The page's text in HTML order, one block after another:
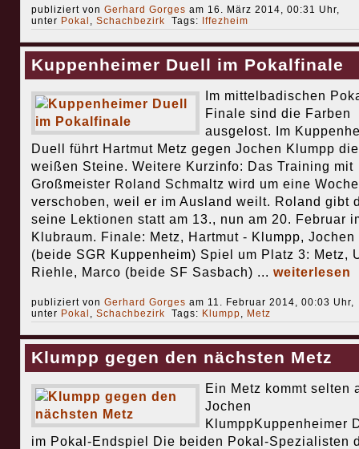
publiziert von Gerhard Gorges am 16. März 2014, 00:31 Uhr,
unter Pokal , Schachbezirk Tags: Iffezheim
Kuppenheimer Duell im Pokalfinale
Im mittelbadischen
Finale sind die Farben
ausgelost. Im
Duell führt Hartmut Metz gegen Jochen Klumpp die
weißen Steine. Weitere Kurzinfo: Das Training mit
Großmeister Roland Schmaltz wird um eine Woche
verschoben, weil er im Ausland weilt. Roland gibt
seine Lektionen statt am 13., nun am 20. Februar
Klubraum. Finale: Metz, Hartmut - Klumpp, Jochen
(beide SGR Kuppenheim) Spiel um Platz 3: Metz,
Riehle, Marco (beide SF Sasbach) ... weiterlesen
publiziert von Gerhard Gorges am 11. Februar 2014, 00:03 Uhr,
unter Pokal , Schachbezirk Tags: Klumpp, Metz
Klumpp gegen den nächsten Metz
Ein Metz kommt selten
Jochen
KlumppKuppenheimer
im Pokal-Endspiel Die beiden Pokal-Spezialisten